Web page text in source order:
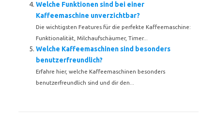
Welche Funktionen sind bei einer
Kaffeemaschine unverzichtbar?
Die wichtigsten Features für die perfekte Kaffeemaschine:
Funktionalität, Milchaufschäumer, Timer...
Welche Kaffeemaschinen sind besonders
benutzerfreundlich?
Erfahre hier, welche Kaffeemaschinen besonders
benutzerfreundlich sind und dir den...